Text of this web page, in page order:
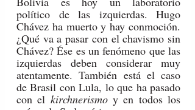
político de las izquierdas. Hugo
Chávez ha muerto y hay conmoción.
¿Qué va a pasar con el chavismo sin
Chávez? Ése es un fenómeno que las
izquierdas deben considerar muy
atentamente. También está el caso
de Brasil con Lula, lo que ha pasado
con el kirchnerismo y en todos los